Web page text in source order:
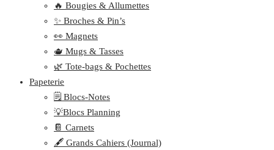
🔥 Bougies & Allumettes
✨ Broches & Pin’s
👀 Magnets
🫖 Mugs & Tasses
🌿 Tote-bags & Pochettes
Papeterie
🗒️ Blocs-Notes
💡Blocs Planning
📔 Carnets
🖋️ Grands Cahiers (Journal)